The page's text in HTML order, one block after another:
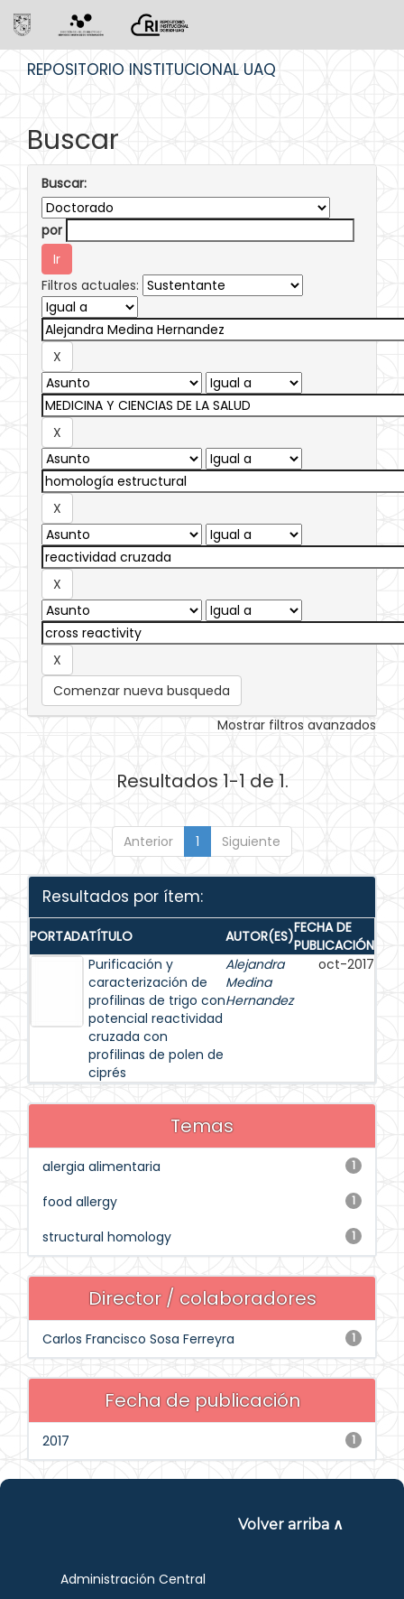
REPOSITORIO INSTITUCIONAL UAQ
Buscar
Buscar:
por
Filtros actuales:
Comenzar nueva busqueda
Mostrar filtros avanzados
Resultados 1-1 de 1.
Anterior 1 Siguiente
Resultados por ítem:
PORTADATÍTULO AUTOR(ES)FECHA DE
PUBLICACIÓN
Purificación y
caracterización de
profilinas de trigo con
potencial reactividad
cruzada con
profilinas de polen de
ciprés
Alejandra
Medina
Hernandez
oct-2017
Temas
1
alergia alimentaria
1
food allergy
1
structural homology
Director / colaboradores
1
Carlos Francisco Sosa Ferreyra
Fecha de publicación
1
2017
Volver arriba ∧
Administración Central